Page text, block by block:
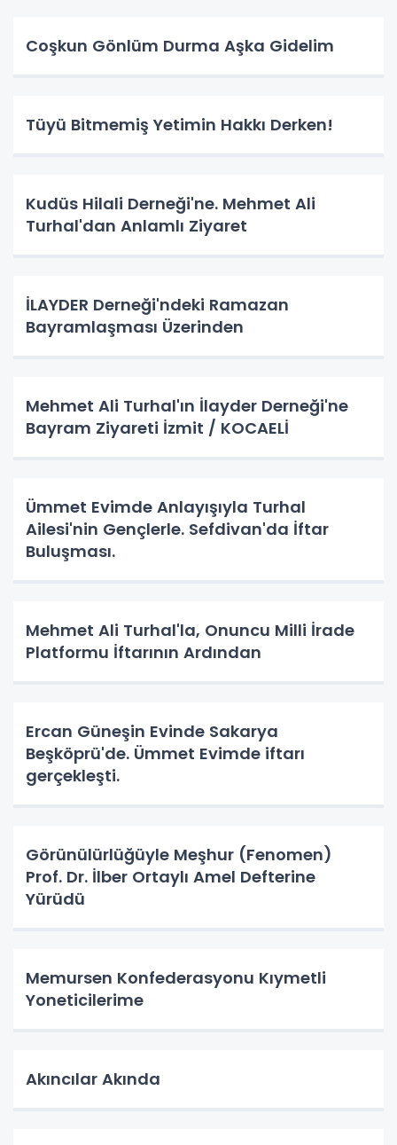
Coşkun Gönlüm Durma Aşka Gidelim
Tüyü Bitmemiş Yetimin Hakkı Derken!
Kudüs Hilali Derneği'ne. Mehmet Ali
Turhal'dan Anlamlı Ziyaret
İLAYDER Derneği'ndeki Ramazan
Bayramlaşması Üzerinden
Mehmet Ali Turhal'ın İlayder Derneği'ne
Bayram Ziyareti İzmit / KOCAELİ
Ümmet Evimde Anlayışıyla Turhal
Ailesi'nin Gençlerle. Sefdivan'da İftar
Buluşması.
Mehmet Ali Turhal'la, Onuncu Milli İrade
Platformu İftarının Ardından
Ercan Güneşin Evinde Sakarya
Beşköprü'de. Ümmet Evimde iftarı
gerçekleşti.
Görünülürlüğüyle Meşhur (Fenomen)
Prof. Dr. İlber Ortaylı Amel Defterine
Yürüdü
Memursen Konfederasyonu Kıymetli
Yoneticilerime
Akıncılar Akında